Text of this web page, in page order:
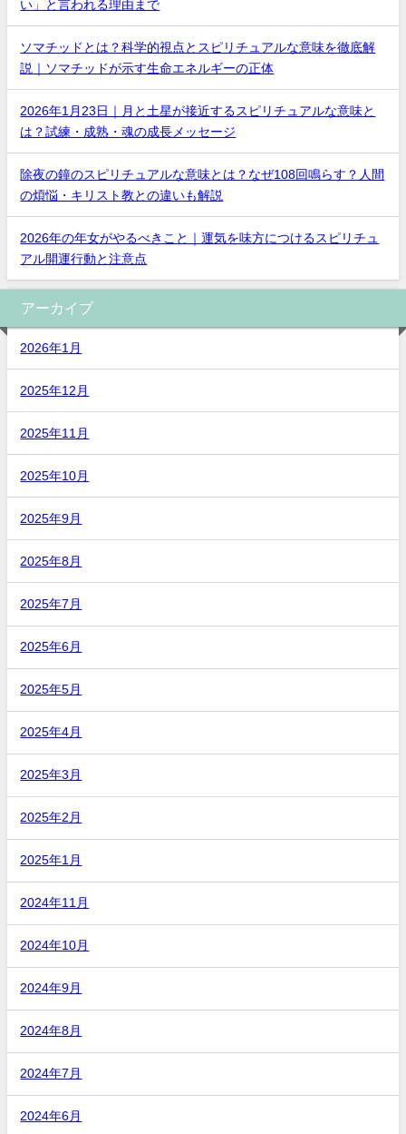
い」と言われる理由まで
ソマチッドとは？科学的視点とスピリチュアルな意味を徹底解
説｜ソマチッドが示す生命エネルギーの正体
2026年1月23日｜月と土星が接近するスピリチュアルな意味と
は？試練・成熟・魂の成長メッセージ
除夜の鐘のスピリチュアルな意味とは？なぜ108回鳴らす？人間
の煩悩・キリスト教との違いも解説
2026年の年女がやるべきこと｜運気を味方につけるスピリチュ
アル開運行動と注意点
アーカイブ
2026年1月
2025年12月
2025年11月
2025年10月
2025年9月
2025年8月
2025年7月
2025年6月
2025年5月
2025年4月
2025年3月
2025年2月
2025年1月
2024年11月
2024年10月
2024年9月
2024年8月
2024年7月
2024年6月